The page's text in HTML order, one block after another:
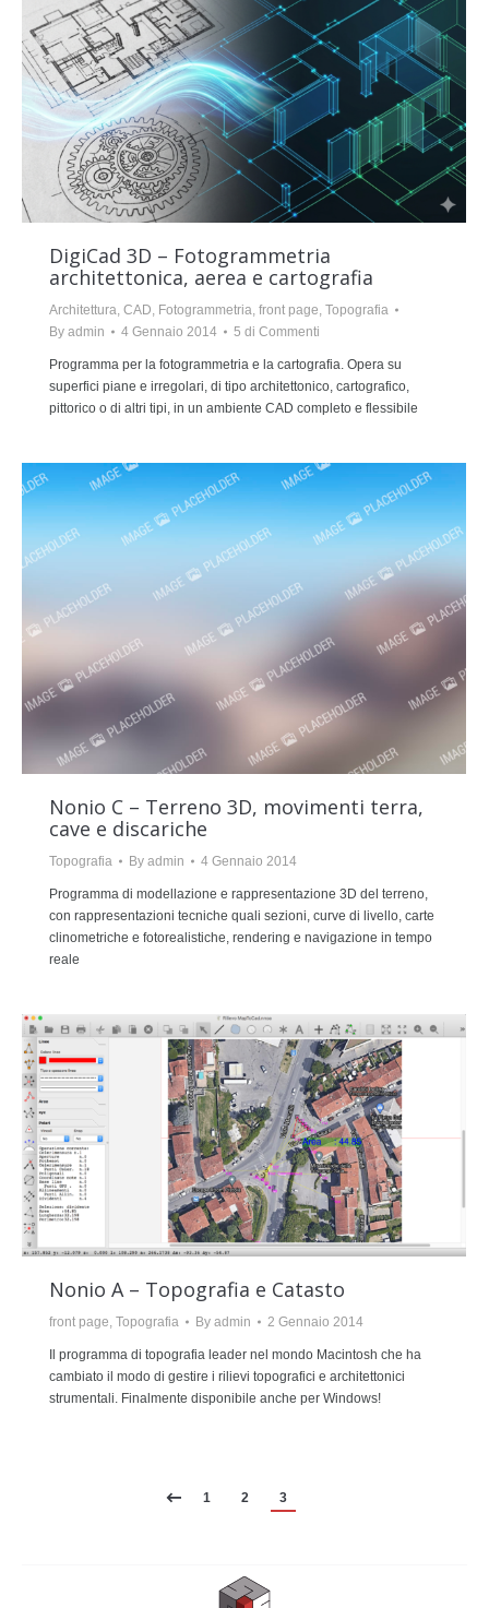
DigiCad 3D – Fotogrammetria
architettonica, aerea e cartografia
Architettura, CAD, Fotogrammetria, front page, Topografia
By admin 4 Gennaio 2014 5 di Commenti
Programma per la fotogrammetria e la cartografia. Opera su
superfici piane e irregolari, di tipo architettonico, cartografico,
pittorico o di altri tipi, in un ambiente CAD completo e flessibile
Nonio C – Terreno 3D, movimenti terra,
cave e discariche
Topografia By admin 4 Gennaio 2014
Programma di modellazione e rappresentazione 3D del terreno,
con rappresentazioni tecniche quali sezioni, curve di livello, carte
clinometriche e fotorealistiche, rendering e navigazione in tempo
reale
Nonio A – Topografia e Catasto
front page, Topografia By admin 2 Gennaio 2014
Il programma di topografia leader nel mondo Macintosh che ha
cambiato il modo di gestire i rilievi topografici e architettonici
strumentali. Finalmente disponibile anche per Windows!
1 2 3